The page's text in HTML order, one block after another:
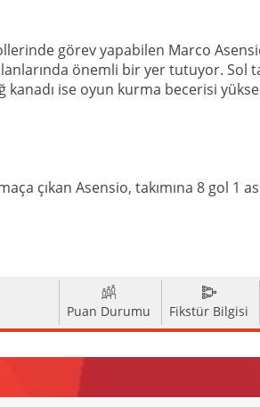
görev yapabilen Marco
önemli bir yer tutuyor. Sol
kanadı ise oyun kurma becerisi
çıkan Asensio, takımına 8 gol 1
Puan Durumu Fikstür Bilgisi